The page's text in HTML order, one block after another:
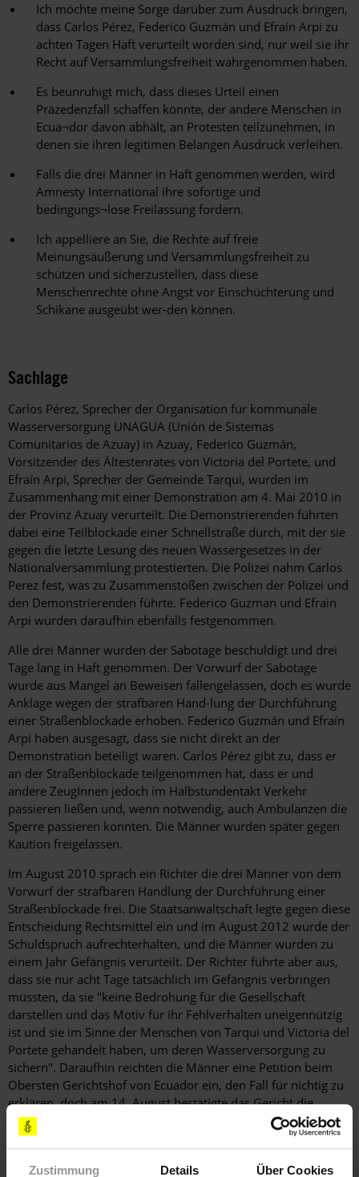
Zustimmung Details Über Cookies
Ich möchte meine Sorge darüber zum Ausdruck bringen,
dass Carlos Pérez, Federico Guzmán und Efraín Arpi zu
achten Tagen Haft verurteilt worden sind, nur weil sie ihr
Recht auf Versammlungsfreiheit wahrgenommen haben.
Es beunruhigt mich, dass dieses Urteil einen
Präzedenzfall schaffen könnte, der andere Menschen in
Ecua¬dor davon abhält, an Protesten teilzunehmen, in
denen sie ihren legitimen Belangen Ausdruck verleihen.
Falls die drei Männer in Haft genommen werden, wird
Amnesty International ihre sofortige und
bedingungs¬lose Freilassung fordern.
Ich appelliere an Sie, die Rechte auf freie
Meinungsäußerung und Versammlungsfreiheit zu
schützen und sicherzustellen, dass diese
Menschenrechte ohne Angst vor Einschüchterung und
Schikane ausgeübt wer-den können.
Sachlage
Carlos Pérez, Sprecher der Organisation für kommunale
Wasserversorgung UNAGUA (Unión de Sistemas
Comunitarios de Azuay) in Azuay, Federico Guzmán,
Vorsitzender des Ältestenrates von Victoria del Portete, und
Efraín Arpi, Sprecher der Gemeinde Tarqui, wurden im
Zusammenhang mit einer Demonstration am 4. Mai 2010 in
der Provinz Azuay verurteilt. Die Demonstrierenden führten
dabei eine Teilblockade einer Schnellstraße durch, mit der sie
gegen die letzte Lesung des neuen Wassergesetzes in der
Nationalversammlung protestierten. Die Polizei nahm Carlos
Perez fest, was zu Zusammenstößen zwischen der Polizei und
den Demonstrierenden führte. Federico Guzman und Efrain
Arpi wurden daraufhin ebenfalls festgenommen.
Alle drei Männer wurden der Sabotage beschuldigt und drei
Tage lang in Haft genommen. Der Vorwurf der Sabotage
wurde aus Mangel an Beweisen fallengelassen, doch es wurde
Anklage wegen der strafbaren Hand-lung der Durchführung
einer Straßenblockade erhoben. Federico Guzmán und Efraín
Arpi haben ausgesagt, dass sie nicht direkt an der
Demonstration beteiligt waren. Carlos Pérez gibt zu, dass er
an der Straßenblockade teilgenommen hat, dass er und
andere ZeugInnen jedoch im Halbstundentakt Verkehr
passieren ließen und, wenn notwendig, auch Ambulanzen die
Sperre passieren konnten. Die Männer wurden später gegen
Kaution freigelassen.
Im August 2010 sprach ein Richter die drei Männer von dem
Vorwurf der strafbaren Handlung der Durchführung einer
Straßenblockade frei. Die Staatsanwaltschaft legte gegen diese
Entscheidung Rechtsmittel ein und im August 2012 wurde der
Schuldspruch aufrechterhalten, und die Männer wurden zu
einem Jahr Gefängnis verurteilt. Der Richter führte aber aus,
dass sie nur acht Tage tatsächlich im Gefängnis verbringen
müssten, da sie "keine Bedrohung für die Gesellschaft
darstellen und das Motiv für ihr Fehlverhalten uneigennützig
ist und sie im Sinne der Menschen von Tarqui und Victoria del
Portete gehandelt haben, um deren Wasserversorgung zu
sichern". Daraufhin reichten die Männer eine Petition beim
Obersten Gerichtshof von Ecuador ein, den Fall für nichtig zu
erklären, doch am 14. August bestätigte das Gericht die
achttägige Gefängnisstrafe. Das Urteil kann jederzeit
veröffentlicht werden und die Haftbefehle gegen die Männer